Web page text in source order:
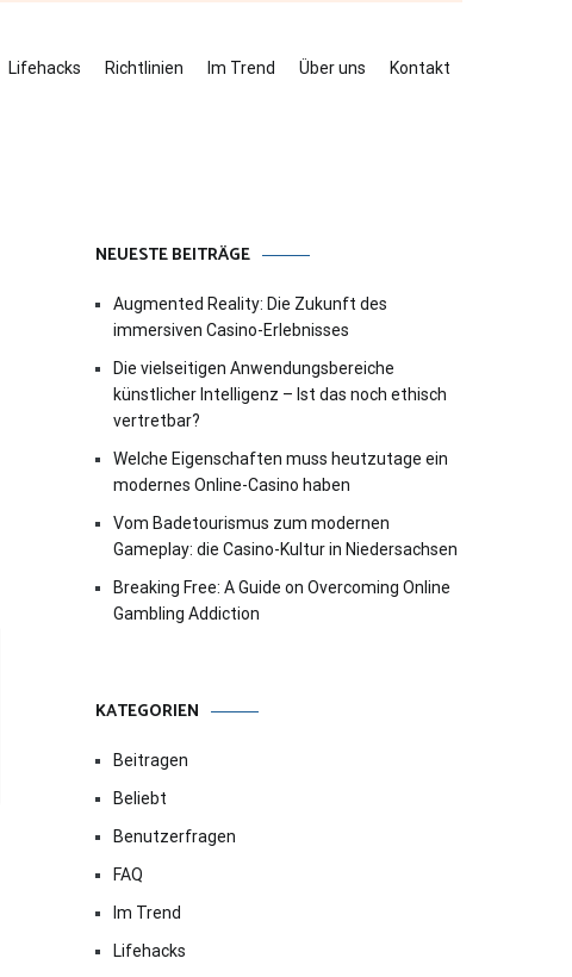
Lifehacks Richtlinien Im Trend Über uns Kontakt
NEUESTE BEITRÄGE
Augmented Reality: Die Zukunft des
immersiven Casino-Erlebnisses
Die vielseitigen Anwendungsbereiche
künstlicher Intelligenz – Ist das noch ethisch
vertretbar?
Welche Eigenschaften muss heutzutage ein
modernes Online-Casino haben
Vom Badetourismus zum modernen
Gameplay: die Casino-Kultur in Niedersachsen
Breaking Free: A Guide on Overcoming Online
Gambling Addiction
KATEGORIEN
Beitragen
Beliebt
Benutzerfragen
FAQ
Im Trend
Lifehacks